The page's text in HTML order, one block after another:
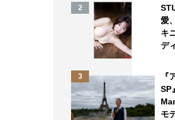
2
愛
キ
デ
3
『
SP
モ